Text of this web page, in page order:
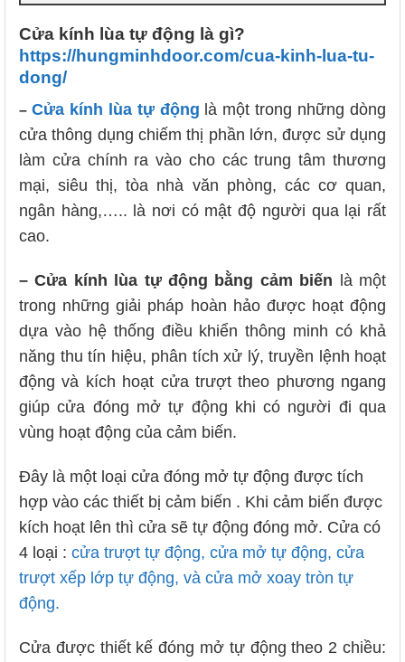
Cửa kính lùa tự động là gì?
https://hungminhdoor.com/cua-kinh-lua-tu-
dong/
– Cửa kính lùa tự động là một trong những dòng
cửa thông dụng chiếm thị phần lớn, được sử dụng
làm cửa chính ra vào cho các trung tâm thương
mại, siêu thị, tòa nhà văn phòng, các cơ quan,
ngân hàng,….. là nơi có mật độ người qua lại rất
cao.
– Cửa kính lùa tự động bằng cảm biến là một
trong những giải pháp hoàn hảo được hoạt động
dựa vào hệ thống điều khiển thông minh có khả
năng thu tín hiệu, phân tích xử lý, truyền lệnh hoạt
động và kích hoạt cửa trượt theo phương ngang
giúp cửa đóng mở tự động khi có người đi qua
vùng hoạt động của cảm biến.
Đây là một loại cửa đóng mở tự động được tích
hợp vào các thiết bị cảm biến . Khi cảm biến được
kích hoạt lên thì cửa sẽ tự động đóng mở. Cửa có
4 loại : cửa trượt tự động, cửa mở tự động, cửa
trượt xếp lớp tự động, và cửa mở xoay tròn tự
động.
Cửa được thiết kế đóng mở tự động theo 2 chiều: